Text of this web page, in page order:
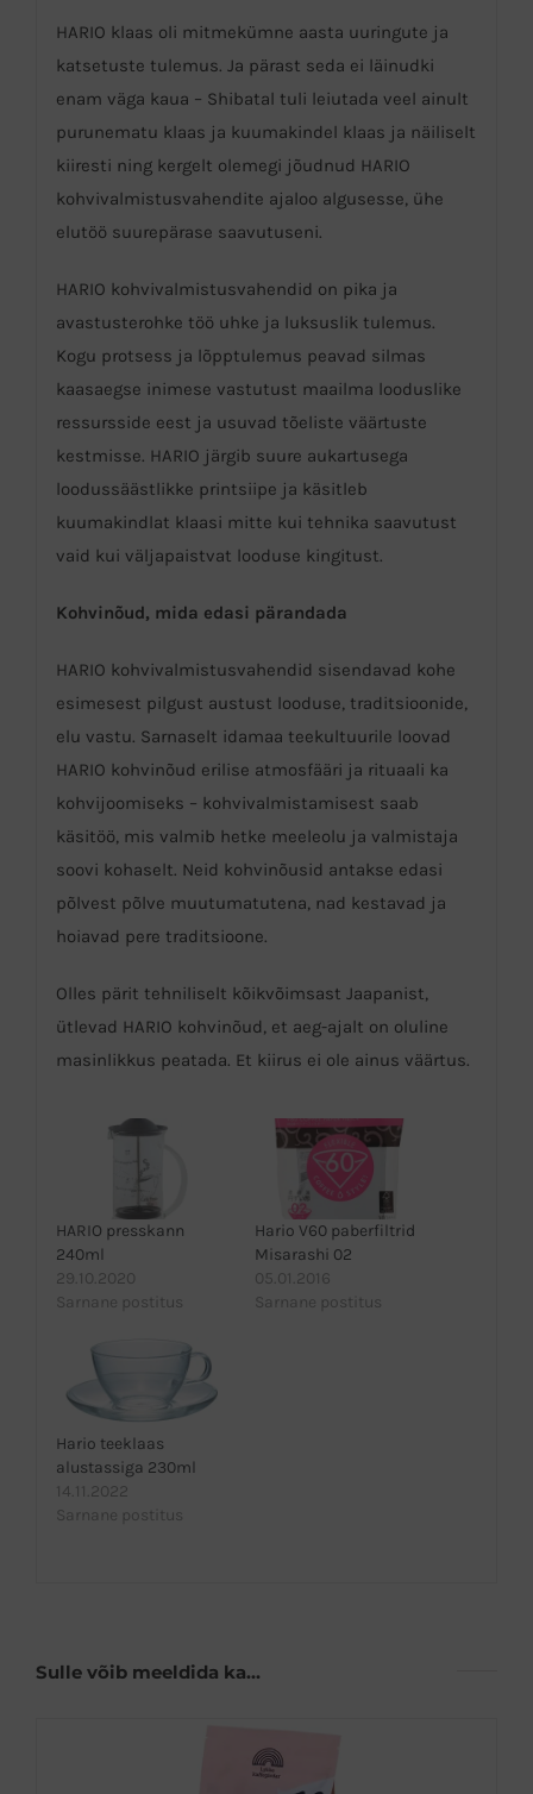
HARIO klaas oli mitmekümne aasta uuringute ja
katsetuste tulemus. Ja pärast seda ei läinudki
enam väga kaua – Shibatal tuli leiutada veel ainult
purunematu klaas ja kuumakindel klaas ja näiliselt
kiiresti ning kergelt olemegi jõudnud HARIO
kohvivalmistusvahendite ajaloo algusesse, ühe
elutöö suurepärase saavutuseni.
HARIO kohvivalmistusvahendid on pika ja
avastusterohke töö uhke ja luksuslik tulemus.
Kogu protsess ja lõpptulemus peavad silmas
kaasaegse inimese vastutust maailma looduslike
ressursside eest ja usuvad tõeliste väärtuste
kestmisse. HARIO järgib suure aukartusega
loodussäästlikke printsiipe ja käsitleb
kuumakindlat klaasi mitte kui tehnika saavutust
vaid kui väljapaistvat looduse kingitust.
Kohvinõud, mida edasi pärandada
HARIO kohvivalmistusvahendid sisendavad kohe
esimesest pilgust austust looduse, traditsioonide,
elu vastu. Sarnaselt idamaa teekultuurile loovad
HARIO kohvinõud erilise atmosfääri ja rituaali ka
kohvijoomiseks – kohvivalmistamisest saab
käsitöö, mis valmib hetke meeleolu ja valmistaja
soovi kohaselt. Neid kohvinõusid antakse edasi
põlvest põlve muutumatutena, nad kestavad ja
hoiavad pere traditsioone.
Olles pärit tehniliselt kõikvõimsast Jaapanist,
ütlevad HARIO kohvinõud, et aeg-ajalt on oluline
masinlikkus peatada. Et kiirus ei ole ainus väärtus.
HARIO presskann
240ml
29.10.2020
Sarnane postitus
Hario V60 paberfiltrid
Misarashi 02
05.01.2016
Sarnane postitus
Hario teeklaas
alustassiga 230ml
14.11.2022
Sarnane postitus
Sulle võib meeldida ka…